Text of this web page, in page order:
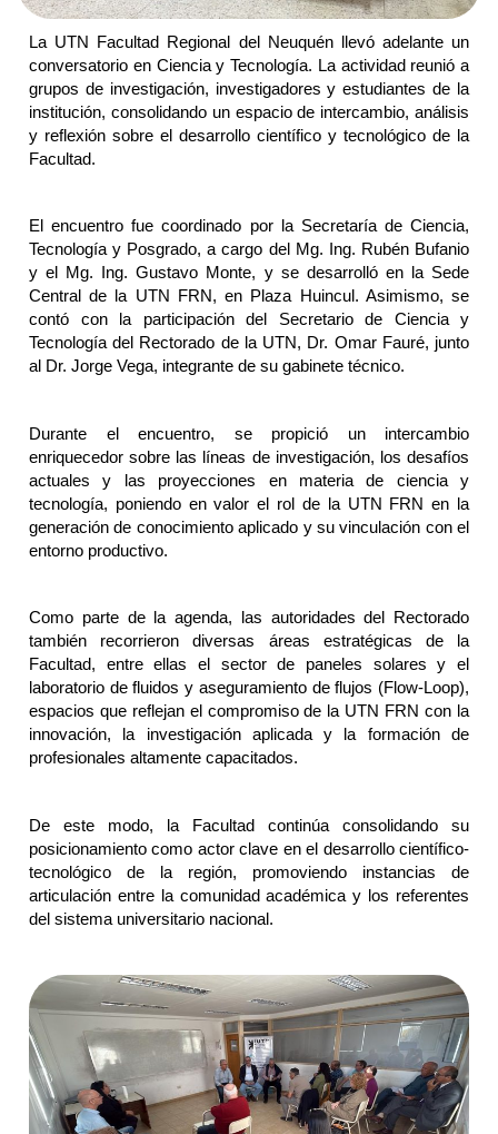
La UTN Facultad Regional del Neuquén llevó adelante un
conversatorio en Ciencia y Tecnología. La actividad reunió a
grupos de investigación, investigadores y estudiantes de la
institución, consolidando un espacio de intercambio, análisis
y reflexión sobre el desarrollo científico y tecnológico de la
Facultad.
El encuentro fue coordinado por la Secretaría de Ciencia,
Tecnología y Posgrado, a cargo del Mg. Ing. Rubén Bufanio
y el Mg. Ing. Gustavo Monte, y se desarrolló en la Sede
Central de la UTN FRN, en Plaza Huincul. Asimismo, se
contó con la participación del Secretario de Ciencia y
Tecnología del Rectorado de la UTN, Dr. Omar Fauré, junto
al Dr. Jorge Vega, integrante de su gabinete técnico.
Durante el encuentro, se propició un intercambio
enriquecedor sobre las líneas de investigación, los desafíos
actuales y las proyecciones en materia de ciencia y
tecnología, poniendo en valor el rol de la UTN FRN en la
generación de conocimiento aplicado y su vinculación con el
entorno productivo.
Como parte de la agenda, las autoridades del Rectorado
también recorrieron diversas áreas estratégicas de la
Facultad, entre ellas el sector de paneles solares y el
laboratorio de fluidos y aseguramiento de flujos (Flow-Loop),
espacios que reflejan el compromiso de la UTN FRN con la
innovación, la investigación aplicada y la formación de
profesionales altamente capacitados.
De este modo, la Facultad continúa consolidando su
posicionamiento como actor clave en el desarrollo científico-
tecnológico de la región, promoviendo instancias de
articulación entre la comunidad académica y los referentes
del sistema universitario nacional.